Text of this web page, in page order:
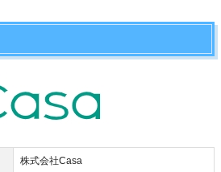
株式会社Casa